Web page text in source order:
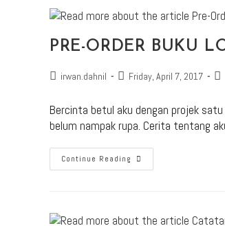
PRE-ORDER BUKU
irwan.dahnil Friday, April 7, 2017
Bercinta betul aku dengan projek
belum nampak rupa. Cerita tentang
Continue Reading